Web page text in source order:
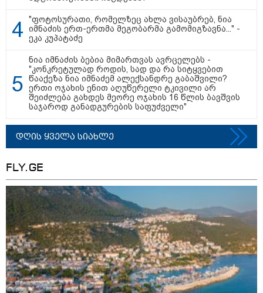
"ფოტოსურათი, რომელზეც ახლა ვისაუბრებ, ნია
იმნაძის ერთ-ერთმა მეგობარმა გამომიგზავნა..." -
ეკა კუპატაძე
ნია იმნაძის ბებია მიმართვას ავრცელებს -
"კონკრეტულად როდის, სად და რა სიტყვებით
წააქეზა ნია იმნაძემ ალექსანდრე გაბაშვილი?
ერთი ოჯახის ენით აღუწერელი ტკივილი არ
შეიძლება გახდეს მეორე ოჯახის 16 წლის ბავშვის
საჯაროდ განადგურების საფუძველი"
დღის ყველა სიახლე
FLY.GE